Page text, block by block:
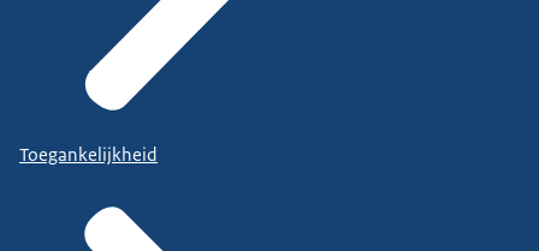
Toegankelijkheid